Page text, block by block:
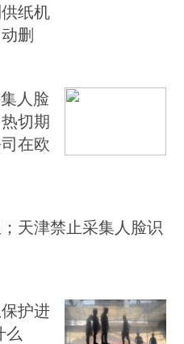
纸机
删
人脸
切期
在欧
天津禁止采集人脸识
护进
么